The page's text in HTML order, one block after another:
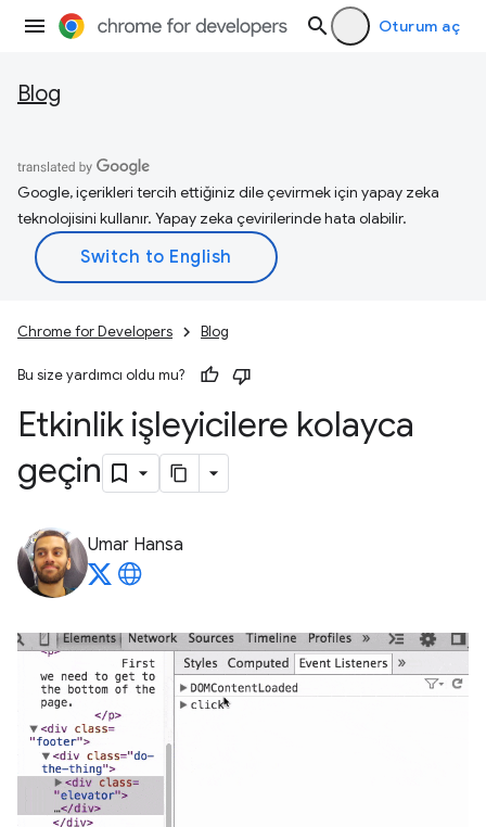
Oturum aç
Blog
Google, içerikleri tercih ettiğiniz dile çevirmek için yapay zeka
teknolojisini kullanır. Yapay zeka çevirilerinde hata olabilir.
Chrome for Developers Blog
Bu size yardımcı oldu mu?
Etkinlik işleyicilere kolayca
geçin
Umar Hansa